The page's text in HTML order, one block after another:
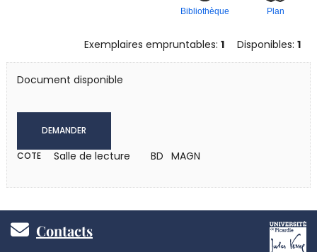
Plan
Bibliothèque
Exemplaires empruntables:1 Disponibles:1
Document disponible
DEMANDER
COTE Salle de lecture BD MAGN
PiedContacts